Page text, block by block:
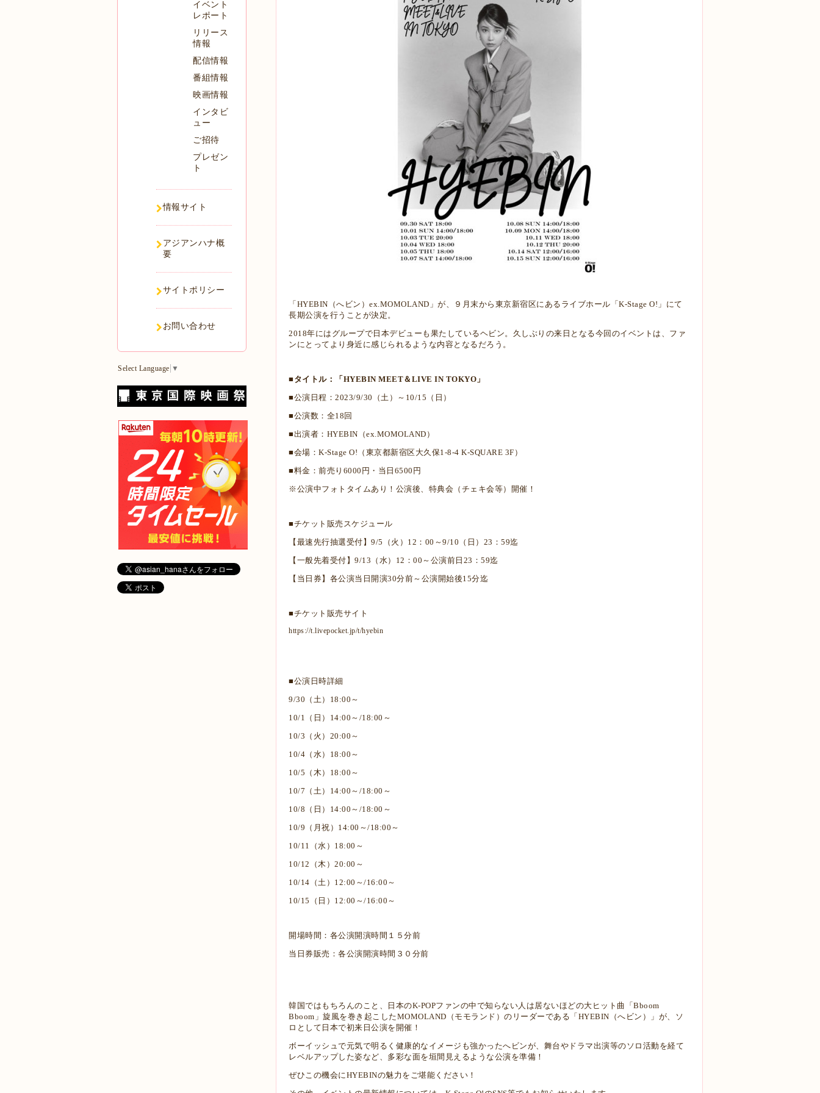
「HYEBIN（へビン）ex.MOMOLAND」が、９月末から東京新宿区にあるライブホール「K-Stage O!」にて
長期公演を行うことが決定。
2018年にはグループで日本デビューも果たしているヘビン。久しぶりの来日となる今回のイベントは、ファ
ンにとってより身近に感じられるような内容となるだろう。
■タイトル：「HYEBIN MEET＆LIVE IN TOKYO」
■公演日程：2023/9/30（土）～10/15（日）
■公演数：全18回
■出演者：HYEBIN（ex.MOMOLAND）
■会場：K-Stage O!（東京都新宿区大久保1-8-4 K-SQUARE 3F）
■料金：前売り6000円・当日6500円
※公演中フォトタイムあり！公演後、特典会（チェキ会等）開催！
■チケット販売スケジュール
【最速先行抽選受付】9/5（火）12：00～9/10（日）23：59迄
【一般先着受付】9/13（水）12：00～公演前日23：59迄
【当日券】各公演当日開演30分前～公演開始後15分迄
■チケット販売サイト
https://t.livepocket.jp/t/hyebin
■公演日時詳細
9/30（土）18:00～
10/1（日）14:00～/18:00～
10/3（火）20:00～
10/4（水）18:00～
10/5（木）18:00～
10/7（土）14:00～/18:00～
10/8（日）14:00～/18:00～
10/9（月祝）14:00～/18:00～
10/11（水）18:00～
10/12（木）20:00～
10/14（土）12:00～/16:00～
10/15（日）12:00～/16:00～
開場時間：各公演開演時間１５分前
当日券販売：各公演開演時間３０分前
韓国ではもちろんのこと、日本のK-POPファンの中で知らない人は居ないほどの大ヒット曲「Bboom
Bboom」旋風を巻き起こしたMOMOLAND（モモランド）のリーダーである「HYEBIN（へビン）」が、ソ
ロとして日本で初来日公演を開催！
ボーイッシュで元気で明るく健康的なイメージも強かったへビンが、舞台やドラマ出演等のソロ活動を経て
レベルアップした姿など、多彩な面を垣間見えるような公演を準備！
ぜひこの機会にHYEBINの魅力をご堪能ください！
イベント
レポート
リリース
情報
配信情報
番組情報
映画情報
インタビ
ュー
ご招待
プレゼン
ト
情報サイト
アジアンハナ概
要
サイトポリシー
お問い合わせ
Select Language ▼